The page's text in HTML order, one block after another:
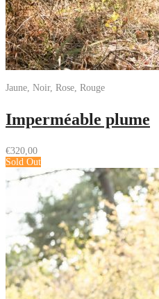
Jaune, Noir, Rose, Rouge
Imperméable plume
€320,00
Sold Out